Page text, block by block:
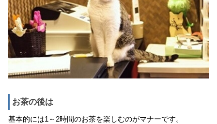
お茶の後は
基本的には1～2時間のお茶を楽しむのがマナーです。